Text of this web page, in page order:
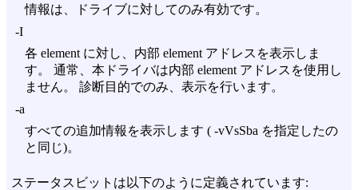
情報は、ドライブに対してのみ有効です。
-I
各 element に対し、内部 element アドレスを表示しま
す。 通常、本ドライバは内部 element アドレスを使用し
ません。 診断目的でのみ、表示を行います。
-a
すべての追加情報を表示します ( -vVsSba を指定したの
と同じ)。
ステータスビットは以下のように定義されています: